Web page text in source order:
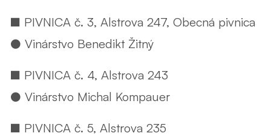
■ PIVNICA č. 3, Alstrova 247, Obecná pivnica
● Vinárstvo Benedikt Žitný
■ PIVNICA č. 4, Alstrova 243
● Vinárstvo Michal Kompauer
■ PIVNICA č. 5, Alstrova 235